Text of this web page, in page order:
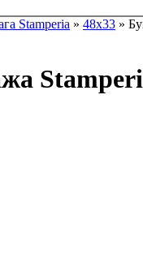
Stamperia » 48х33 »